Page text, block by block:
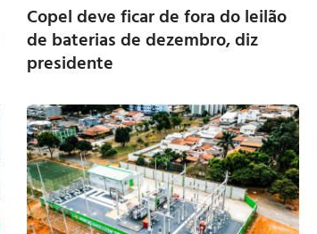
Copel deve ficar de fora do leilão
de baterias de dezembro, diz
presidente